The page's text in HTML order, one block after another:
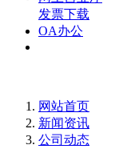
发票下载
OA办公
网站首页
新闻资讯
公司动态